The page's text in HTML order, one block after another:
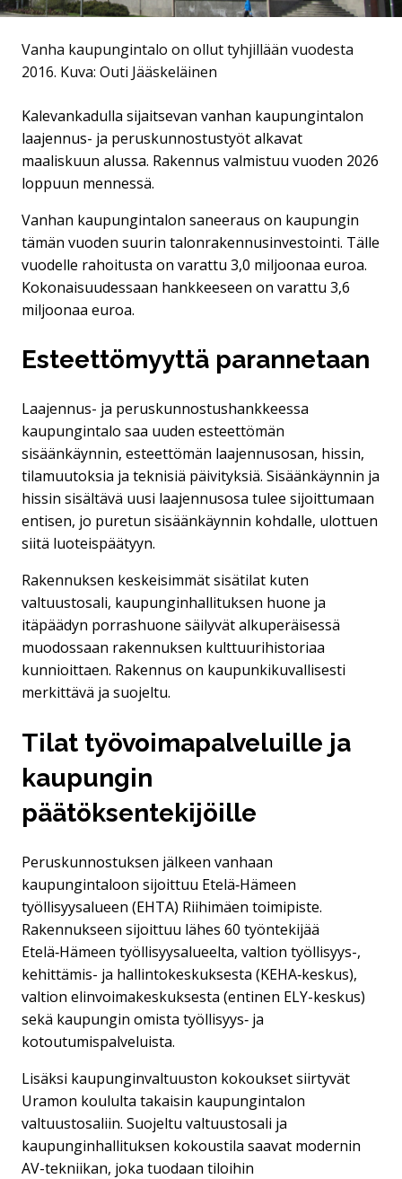
Vanha kaupungintalo on ollut tyhjillään vuodesta
2016. Kuva: Outi Jääskeläinen
Kalevankadulla sijaitsevan vanhan kaupungintalon
laajennus- ja peruskunnostustyöt alkavat
maaliskuun alussa. Rakennus valmistuu vuoden 2026
loppuun mennessä.
Vanhan kaupungintalon saneeraus on kaupungin
tämän vuoden suurin talonrakennusinvestointi. Tälle
vuodelle rahoitusta on varattu 3,0 miljoonaa euroa.
Kokonaisuudessaan hankkeeseen on varattu 3,6
miljoonaa euroa.
Esteettömyyttä parannetaan
Laajennus- ja peruskunnostushankkeessa
kaupungintalo saa uuden esteettömän
sisäänkäynnin, esteettömän laajennusosan, hissin,
tilamuutoksia ja teknisiä päivityksiä. Sisäänkäynnin ja
hissin sisältävä uusi laajennusosa tulee sijoittumaan
entisen, jo puretun sisäänkäynnin kohdalle, ulottuen
siitä luoteispäätyyn.
Rakennuksen keskeisimmät sisätilat kuten
valtuustosali, kaupunginhallituksen huone ja
itäpäädyn porrashuone säilyvät alkuperäisessä
muodossaan rakennuksen kulttuurihistoriaa
kunnioittaen. Rakennus on kaupunkikuvallisesti
merkittävä ja suojeltu.
Tilat työvoimapalveluille ja
kaupungin
päätöksentekijöille
Peruskunnostuksen jälkeen vanhaan
kaupungintaloon sijoittuu Etelä‑Hämeen
työllisyysalueen (EHTA) Riihimäen toimipiste.
Rakennukseen sijoittuu lähes 60 työntekijää
Etelä‑Hämeen työllisyysalueelta, valtion työllisyys-,
kehittämis- ja hallintokeskuksesta (KEHA‑keskus),
valtion elinvoimakeskuksesta (entinen ELY-keskus)
sekä kaupungin omista työllisyys‑ ja
kotoutumispalveluista.
Lisäksi kaupunginvaltuuston kokoukset siirtyvät
Uramon koululta takaisin kaupungintalon
valtuustosaliin. Suojeltu valtuustosali ja
kaupunginhallituksen kokoustila saavat modernin
AV-tekniikan, joka tuodaan tiloihin